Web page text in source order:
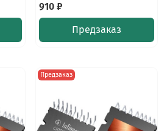
910 ₽
Предзаказ
Предзаказ